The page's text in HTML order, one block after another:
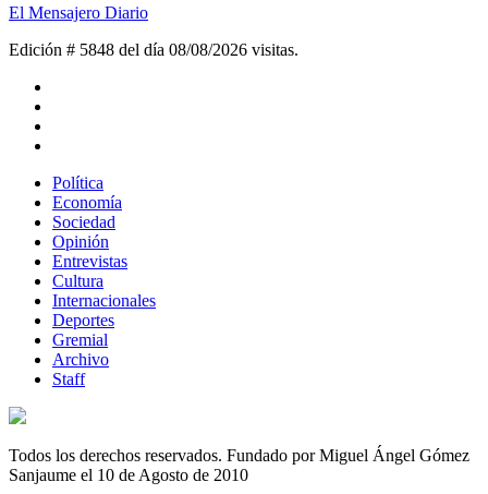
El Mensajero Diario
Edición # 5848 del día 08/08/2026 visitas.
Política
Economía
Sociedad
Opinión
Entrevistas
Cultura
Internacionales
Deportes
Gremial
Archivo
Staff
Todos los derechos reservados. Fundado por Miguel Ángel Gómez
Sanjaume el 10 de Agosto de 2010